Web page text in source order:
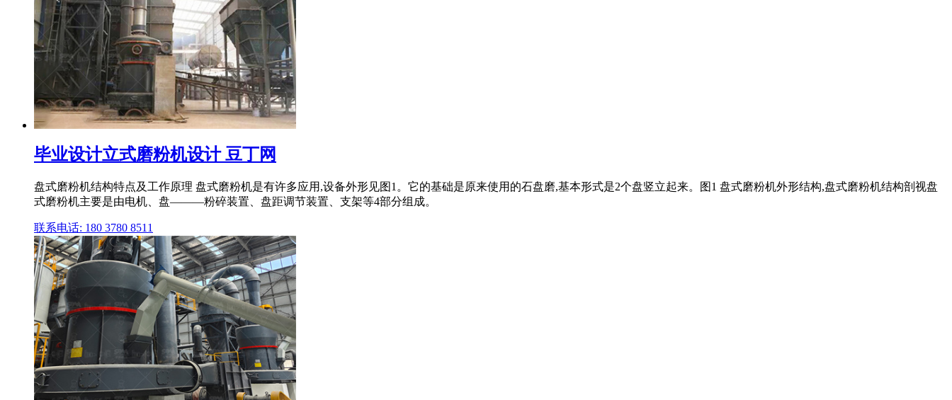
毕业设计立式磨粉机设计 豆丁网
盘式磨粉机结构特点及工作原理 盘式磨粉机是有许多应用,设备外形见图1。它的基础是原来使用的石盘磨,基本形式是2个盘竖立起来。图1 盘式磨粉机外形结构,盘式磨粉机结构剖视盘
式磨粉机主要是由电机、盘———粉碎装置、盘距调节装置、支架等4部分组成。
联系电话: 180 3780 8511